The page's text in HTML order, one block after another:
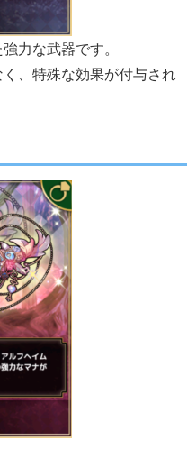
力な武器です。
、特殊な効果が付与され